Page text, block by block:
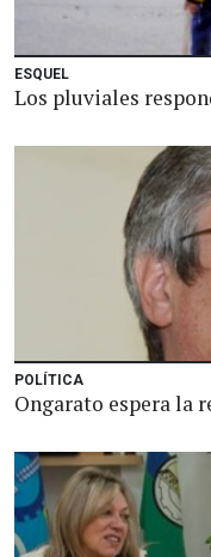
ESQUEL
Los pluviales
POLÍTICA
Ongarato espera la